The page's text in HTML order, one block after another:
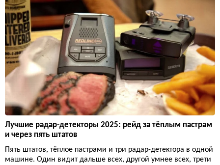
Лучшие радар-детекторы 2025: рейд за тёплым пастрам
и через пять штатов
Пять штатов, тёплое пастрами и три радар-детектора в одной
машине. Один видит дальше всех, другой умнее всех, трети